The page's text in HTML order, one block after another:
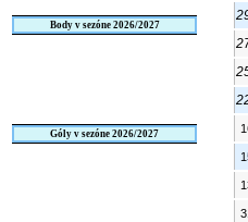
Body v sezóne 2026/2027
Góly v sezóne 2026/2027